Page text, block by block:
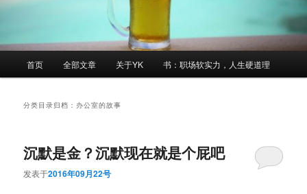
首页 全部文章 关于YK 书：职场软实力，人生硬道理
分类目录归档： 办公室的故事
沉默是金？沉默现在就是个屁吧
发表于2016年09月22号